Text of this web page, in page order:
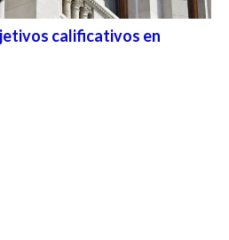
calificativos en